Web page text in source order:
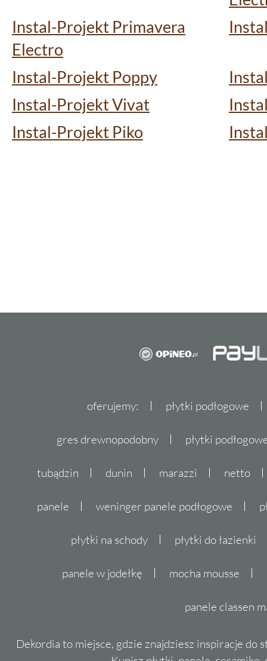
Instal-Projekt Primavera
Electro
Instal-Projekt Poppy
Instal-Projekt Vivat
Instal-Projekt Piko
oferujemy: płytki podłogowe
gres drewnopodobny płytki
tubądzin dunin marazzi netto
panele weninger panele podłogowe
płytki na schody płytki do łazienki
panele w jodełkę mocha mousse
panele classen
Dekordia to miejsce, gdzie znajdziesz inspiracje do